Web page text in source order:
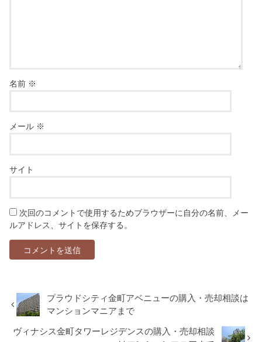
名前 ※
メール ※
サイト
次回のコメントで使用するためブラウザーに自分の名前、メー
ルアドレス、サイトを保存する。
プラウドシティ金町アベニューの購入・売却相談は
マンションマニアまで
ヴィナシス金町タワーレジデンスの購入・売却相談